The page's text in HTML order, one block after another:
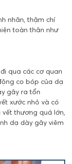
nhân, thậm chí
toàn thân như
qua các cơ quan
co bóp của dạ
gây ra tổn
xước nhỏ và có
vết thương quá lớn,
dạ dày gây viêm